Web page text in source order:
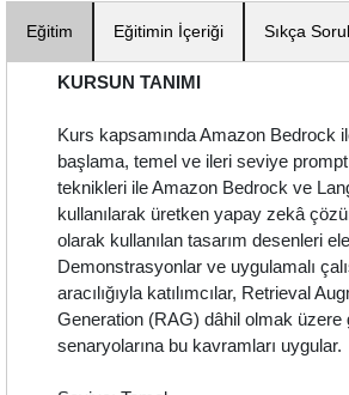
Eğitim Eğitimin İçeriği Sıkça
KURSUN TANIMI
Kurs kapsamında Amazon Bedrock
başlama, temel ve ileri seviye
teknikleri ile Amazon Bedrock ve
kullanılarak üretken yapay zekâ
olarak kullanılan tasarım desenleri
Demonstrasyonlar ve uygulamalı
aracılığıyla katılımcılar, Retrieval
Generation (RAG) dâhil olmak üzere
senaryolarına bu kavramları uygular.